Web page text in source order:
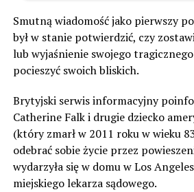
Smutną wiadomość jako pierwszy
był w stanie potwierdzić, czy
lub wyjaśnienie swojego
pocieszyć swoich bliskich.
Brytyjski serwis informacyjny
Catherine Falk i drugie dziecko
(który zmarł w 2011 roku w wieku
odebrać sobie życie przez
wydarzyła się w domu w Los
miejskiego lekarza sądowego.